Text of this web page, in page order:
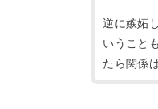
逆に嫉妬
いうこと
たら関係